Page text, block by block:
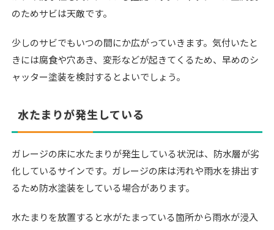
のためサビは天敵です。
少しのサビでもいつの間にか広がっていきます。気付いたと
きには腐食や穴あき、変形などが起きてくるため、早めのシ
ャッター塗装を検討するとよいでしょう。
水たまりが発生している
ガレージの床に水たまりが発生している状況は、防水層が劣
化しているサインです。ガレージの床は汚れや雨水を排出す
るため防水塗装をしている場合があります。
水たまりを放置すると水がたまっている箇所から雨水が浸入